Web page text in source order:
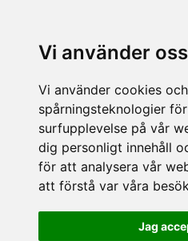
Vi använder
Vi använder cookies
spårningsteknologier
surfupplevelse på vår
dig personligt innehåll
för att analysera vår
att förstå var våra
Jag